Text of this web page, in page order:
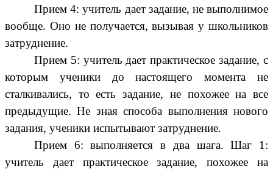
Прием 4: учитель дает задание, не выполнимое
вообще. Оно не получается, вызывая у школьников
затруднение.
Прием 5: учитель дает практическое задание, с
которым ученики до настоящего момента не
сталкивались, то есть задание, не похожее на все
предыдущие. Не зная способа выполнения нового
задания, ученики испытывают затруднение.
Прием 6: выполняется в два шага. Шаг 1:
учитель дает практическое задание, похожее на